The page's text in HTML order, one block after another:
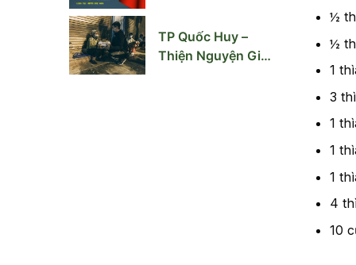
TP Quốc Huy –
Thiện Nguyện Giúp
½
½
1
3
1
1
1
4
10